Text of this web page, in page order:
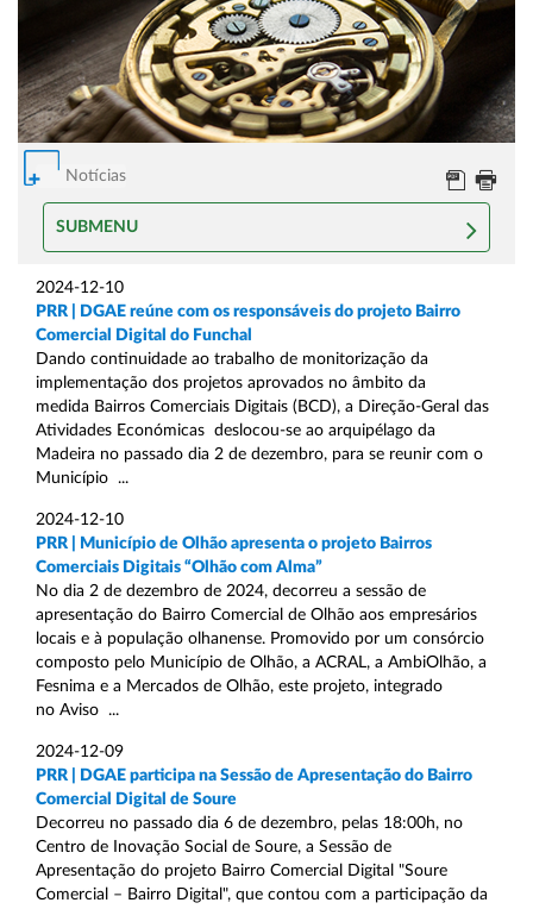
Notícias
SUBMENU
2024-12-10
PRR | DGAE reúne com os responsáveis do projeto Bairro
Comercial Digital do Funchal
Dando continuidade ao trabalho de monitorização da
implementação dos projetos aprovados no âmbito da
medida Bairros Comerciais Digitais (BCD), a Direção-Geral das
Atividades Económicas deslocou-se ao arquipélago da
Madeira no passado dia 2 de dezembro, para se reunir com o
Município ...
2024-12-10
PRR | Município de Olhão apresenta o projeto Bairros
Comerciais Digitais “Olhão com Alma”
No dia 2 de dezembro de 2024, decorreu a sessão de
apresentação do Bairro Comercial de Olhão aos empresários
locais e à população olhanense. Promovido por um consórcio
composto pelo Município de Olhão, a ACRAL, a AmbiOlhão, a
Fesnima e a Mercados de Olhão, este projeto, integrado
no Aviso ...
2024-12-09
PRR | DGAE participa na Sessão de Apresentação do Bairro
Comercial Digital de Soure
Decorreu no passado dia 6 de dezembro, pelas 18:00h, no
Centro de Inovação Social de Soure, a Sessão de
Apresentação do projeto Bairro Comercial Digital "Soure
Comercial – Bairro Digital", que contou com a participação da